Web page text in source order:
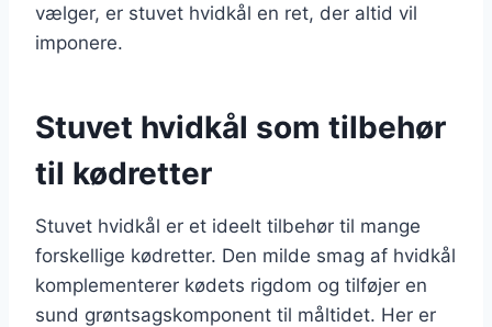
vælger, er stuvet hvidkål en ret, der altid vil
imponere.
Stuvet hvidkål som tilbehør
til kødretter
Stuvet hvidkål er et ideelt tilbehør til mange
forskellige kødretter. Den milde smag af hvidkål
komplementerer kødets rigdom og tilføjer en
sund grøntsagskomponent til måltidet. Her er